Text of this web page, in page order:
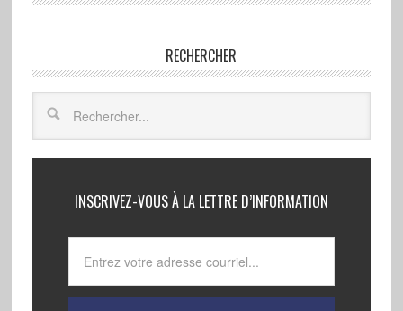
RECHERCHER
INSCRIVEZ-VOUS À LA LETTRE D’INFORMATION